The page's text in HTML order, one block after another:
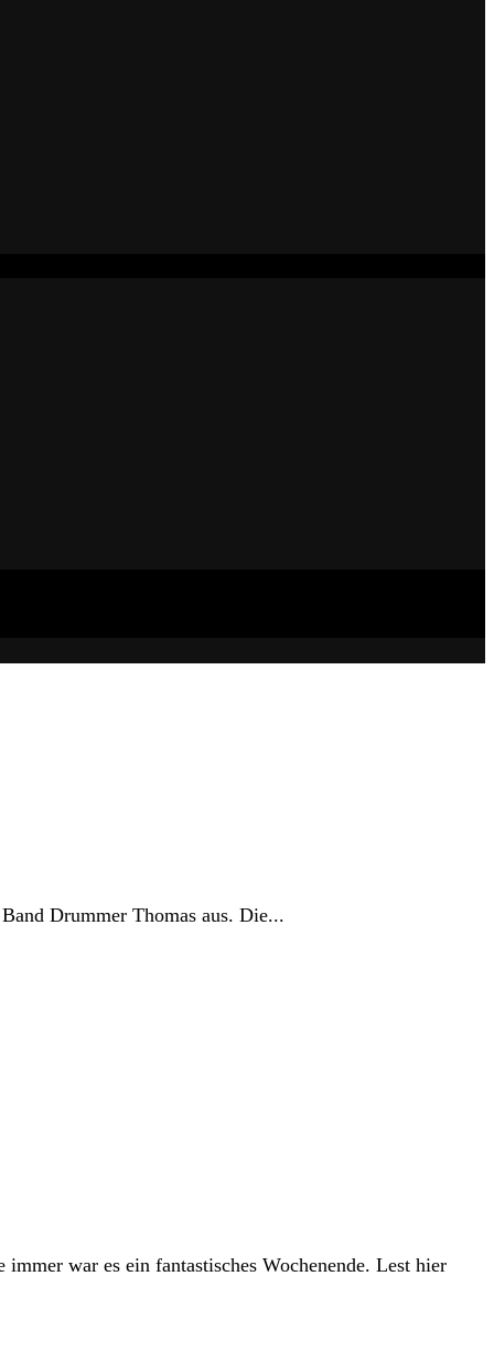
Drummer Thomas aus. Die...
war es ein fantastisches Wochenende. Lest hier